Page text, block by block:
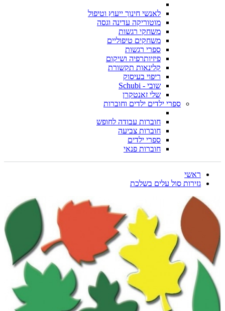
לאנשי חינוך ייעוץ וטיפול
מוטוריקה עדינה וגסה
משחקי רגשות
משחקים טיפוליים
ספרי רגשות
פיזיותרפיה ושיקום
קלינאות תקשורת
ריפוי בעיסוק
שובי - Schubi
שלי זאנטקרן
ספרי ילדים ילדים וחוברות
חוברות עבודה לחופש
חוברות צביעה
ספרי ילדים
חוברות פנאי
ראשי
גזירות סול עלים בשלכת